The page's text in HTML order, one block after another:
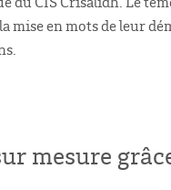
mise en mots de leur
mesure